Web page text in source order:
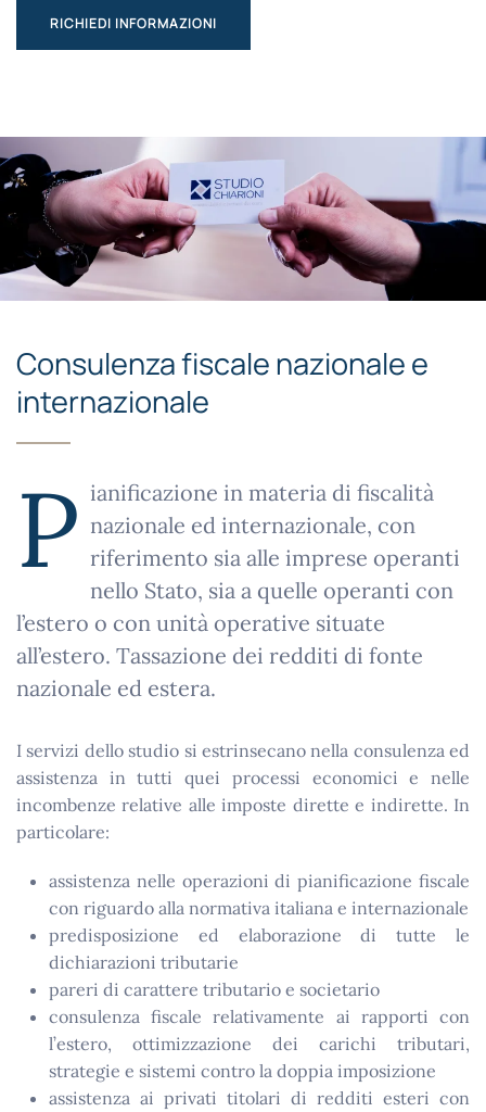
RICHIEDI INFORMAZIONI
Consulenza fiscale nazionale e
internazionale
P ianificazione in materia di fiscalità
nazionale ed internazionale, con
riferimento sia alle imprese operanti
nello Stato, sia a quelle operanti con
l’estero o con unità operative situate
all’estero. Tassazione dei redditi di fonte
nazionale ed estera.
I servizi dello studio si estrinsecano nella consulenza ed
assistenza in tutti quei processi economici e nelle
incombenze relative alle imposte dirette e indirette. In
particolare:
assistenza nelle operazioni di pianificazione fiscale
con riguardo alla normativa italiana e internazionale
predisposizione ed elaborazione di tutte le
dichiarazioni tributarie
pareri di carattere tributario e societario
consulenza fiscale relativamente ai rapporti con
l’estero, ottimizzazione dei carichi tributari,
strategie e sistemi contro la doppia imposizione
assistenza ai privati titolari di redditi esteri con